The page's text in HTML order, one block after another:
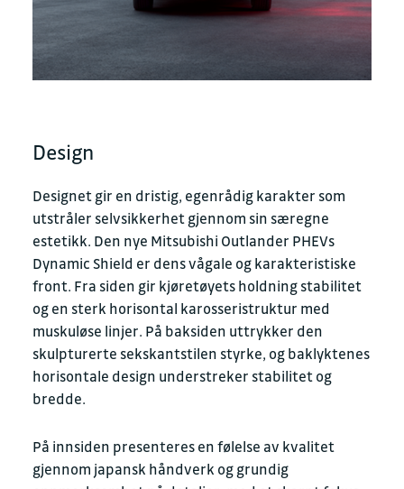
Design
Designet gir en dristig, egenrådig karakter som
utstråler selvsikkerhet gjennom sin særegne
estetikk. Den nye Mitsubishi Outlander PHEVs
Dynamic Shield er dens vågale og karakteristiske
front. Fra siden gir kjøretøyets holdning stabilitet
og en sterk horisontal karosseristruktur med
muskuløse linjer. På baksiden uttrykker den
skulpturerte sekskantstilen styrke, og baklyktenes
horisontale design understreker stabilitet og
bredde.
På innsiden presenteres en følelse av kvalitet
gjennom japansk håndverk og grundig